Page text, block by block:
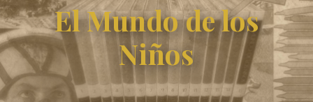
El Mundo de los
Niños